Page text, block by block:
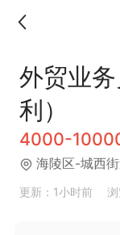
外贸业
利）
4000-
海陵区-城西
更新：1小时前